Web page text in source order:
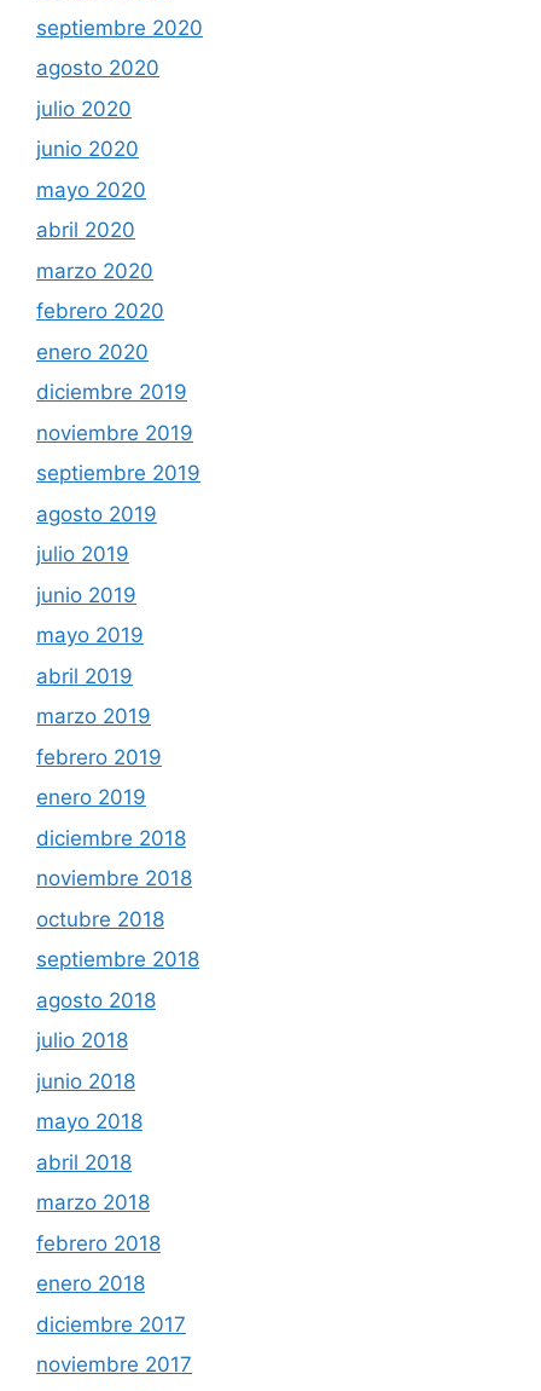
septiembre 2020
agosto 2020
julio 2020
junio 2020
mayo 2020
abril 2020
marzo 2020
febrero 2020
enero 2020
diciembre 2019
noviembre 2019
septiembre 2019
agosto 2019
julio 2019
junio 2019
mayo 2019
abril 2019
marzo 2019
febrero 2019
enero 2019
diciembre 2018
noviembre 2018
octubre 2018
septiembre 2018
agosto 2018
julio 2018
junio 2018
mayo 2018
abril 2018
marzo 2018
febrero 2018
enero 2018
diciembre 2017
noviembre 2017